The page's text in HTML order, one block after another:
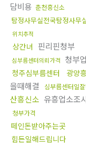
담비용 춘천흥신소
탐정사무실전국탐정사무
위치추적
상간녀 핀리핀청부
심부름센터의뢰가격 청부
청주심부름센터 광양
을때해결
심부름센터일
산흥신소 유흥업소조
청부가격
떼인돈받아주는곳
힘든일해드립니다